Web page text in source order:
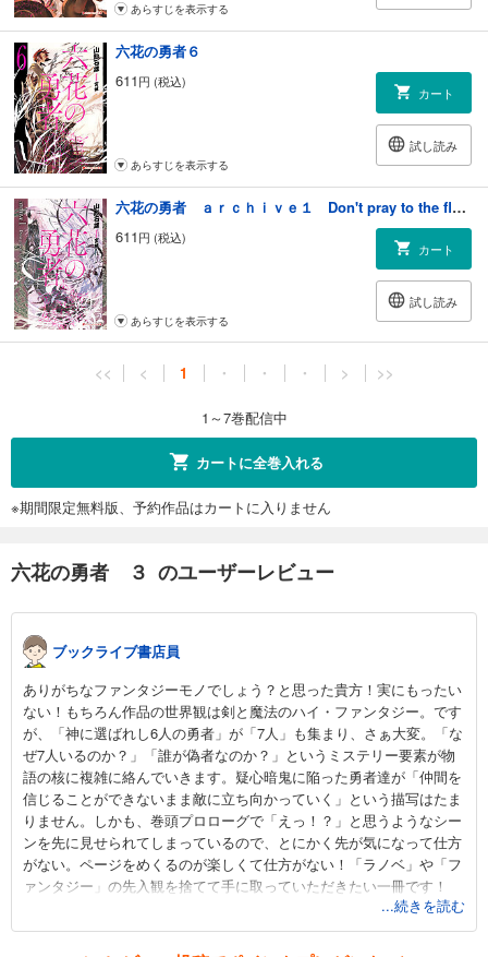
あらすじを表示する
六花の勇者６
611円 (税込)
カート
試し読み
あらすじを表示する
六花の勇者 ａｒｃｈｉｖｅ１ Don't pray to the flower
611円 (税込)
カート
試し読み
あらすじを表示する
<< < 1 ・ ・ ・ > >>
1～7巻配信中
カートに全巻入れる
※期間限定無料版、予約作品はカートに入りません
六花の勇者 ３ のユーザーレビュー
ブックライブ書店員
ありがちなファンタジーモノでしょう？と思った貴方！実にもったい
ない！もちろん作品の世界観は剣と魔法のハイ・ファンタジー。です
が、「神に選ばれし6人の勇者」が「7人」も集まり、さぁ大変。「な
ぜ7人いるのか？」「誰が偽者なのか？」というミステリー要素が物
語の核に複雑に絡んでいきます。疑心暗鬼に陥った勇者達が「仲間を
信じることができないまま敵に立ち向かっていく」という描写はたま
りません。しかも、巻頭プロローグで「えっ！？」と思うようなシー
ンを先に見せられてしまっているので、とにかく先が気になって仕方
がない。ページをめくるのが楽しくて仕方がない！「ラノベ」や「フ
ァンタジー」の先入観を捨てて手に取っていただきたい一冊です！
「このライトノベルがすごい！」2013年度作品部門第3位。...続きを読む